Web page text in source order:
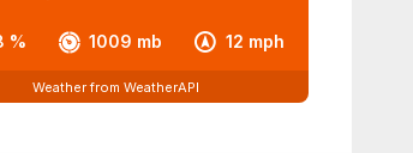
% 1009 mb 12 mph
Weather from WeatherAPI